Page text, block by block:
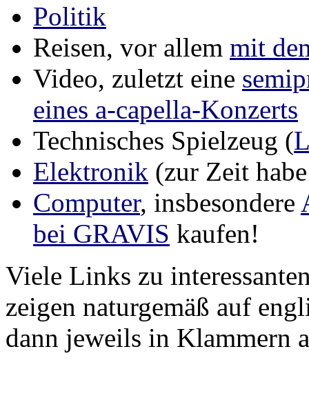
Politik
Reisen, vor allem mit
Video, zuletzt eine
eines a-capella-Konzerts
Technisches Spielzeug (
Elektronik (zur Zeit
Computer, insbesondere
bei GRAVIS kaufen!
Viele Links zu
zeigen naturgemäß auf
dann jeweils in Klammern